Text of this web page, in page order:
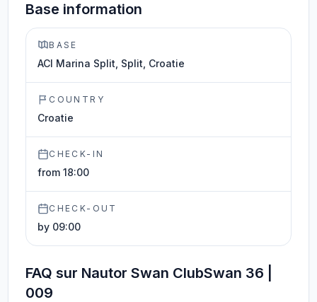
Base information
BASE
ACI Marina Split, Split, Croatie
COUNTRY
Croatie
CHECK-IN
from 18:00
CHECK-OUT
by 09:00
FAQ sur Nautor Swan ClubSwan 36 |
009